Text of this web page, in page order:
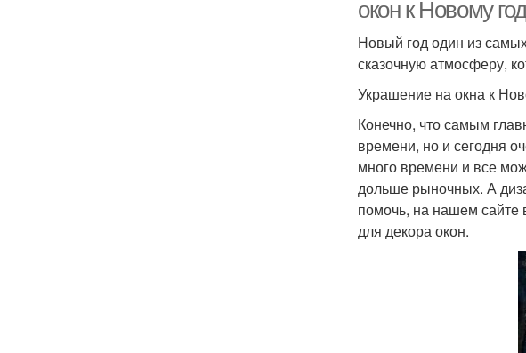
окон к Новому
Новый год один из
сказочную атмосферу,
Украшение на окна к
Конечно, что самым
времени, но и сегодня
много времени и все
дольше рыночных. А
помочь, на нашем сайте
для декора окон.